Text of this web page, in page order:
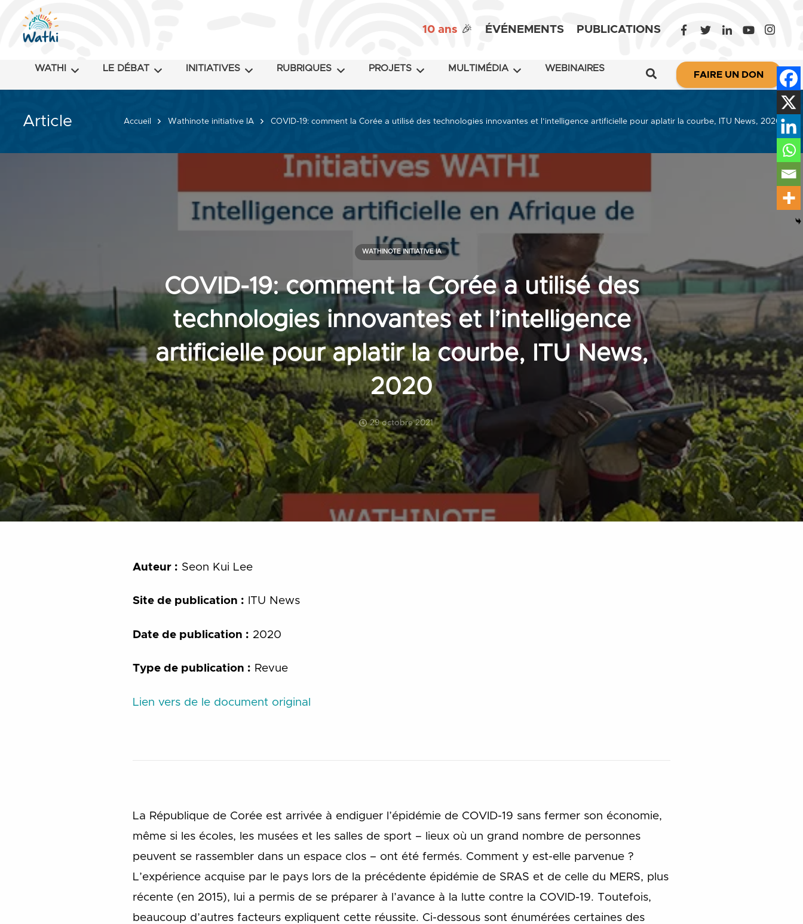
10 ans 🎉 ÉVÉNEMENTS PUBLICATIONS
WATHI LE DÉBAT INITIATIVES RUBRIQUES PROJETS MULTIMÉDIA WEBINAIRES
FAIRE UN DON
Article Accueil Wathinote initiative IA COVID-19: comment la Corée a utilisé des technologies innovantes et l’intelligence artificielle pour aplatir la courbe, ITU News, 2020
COVID-19: comment la Corée a utilisé des
technologies innovantes et l’intelligence
artificielle pour aplatir la courbe, ITU News,
2020
29 octobre 2021
WATHINOTE INITIATIVE IA
Auteur : Seon Kui Lee
Site de publication : ITU News
Date de publication : 2020
Type de publication : Revue
Lien vers de le document original
La République de Corée est arrivée à endiguer l’épidémie de COVID-19 sans fermer son économie,
même si les écoles, les musées et les salles de sport – lieux où un grand nombre de personnes
peuvent se rassembler dans un espace clos – ont été fermés. Comment y est-elle parvenue ?
L’expérience acquise par le pays lors de la précédente épidémie de SRAS et de celle du MERS, plus
récente (en 2015), lui a permis de se préparer à l’avance à la lutte contre la COVID-19. Toutefois,
beaucoup d’autres facteurs expliquent cette réussite. Ci-dessous sont énumérées certaines des